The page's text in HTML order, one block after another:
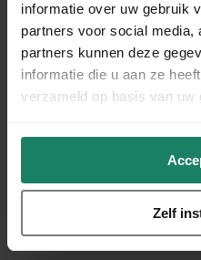
informatie over uw gebruik
partners voor social media,
partners kunnen deze
informatie die u aan ze
verzameld op basis van
Zelf